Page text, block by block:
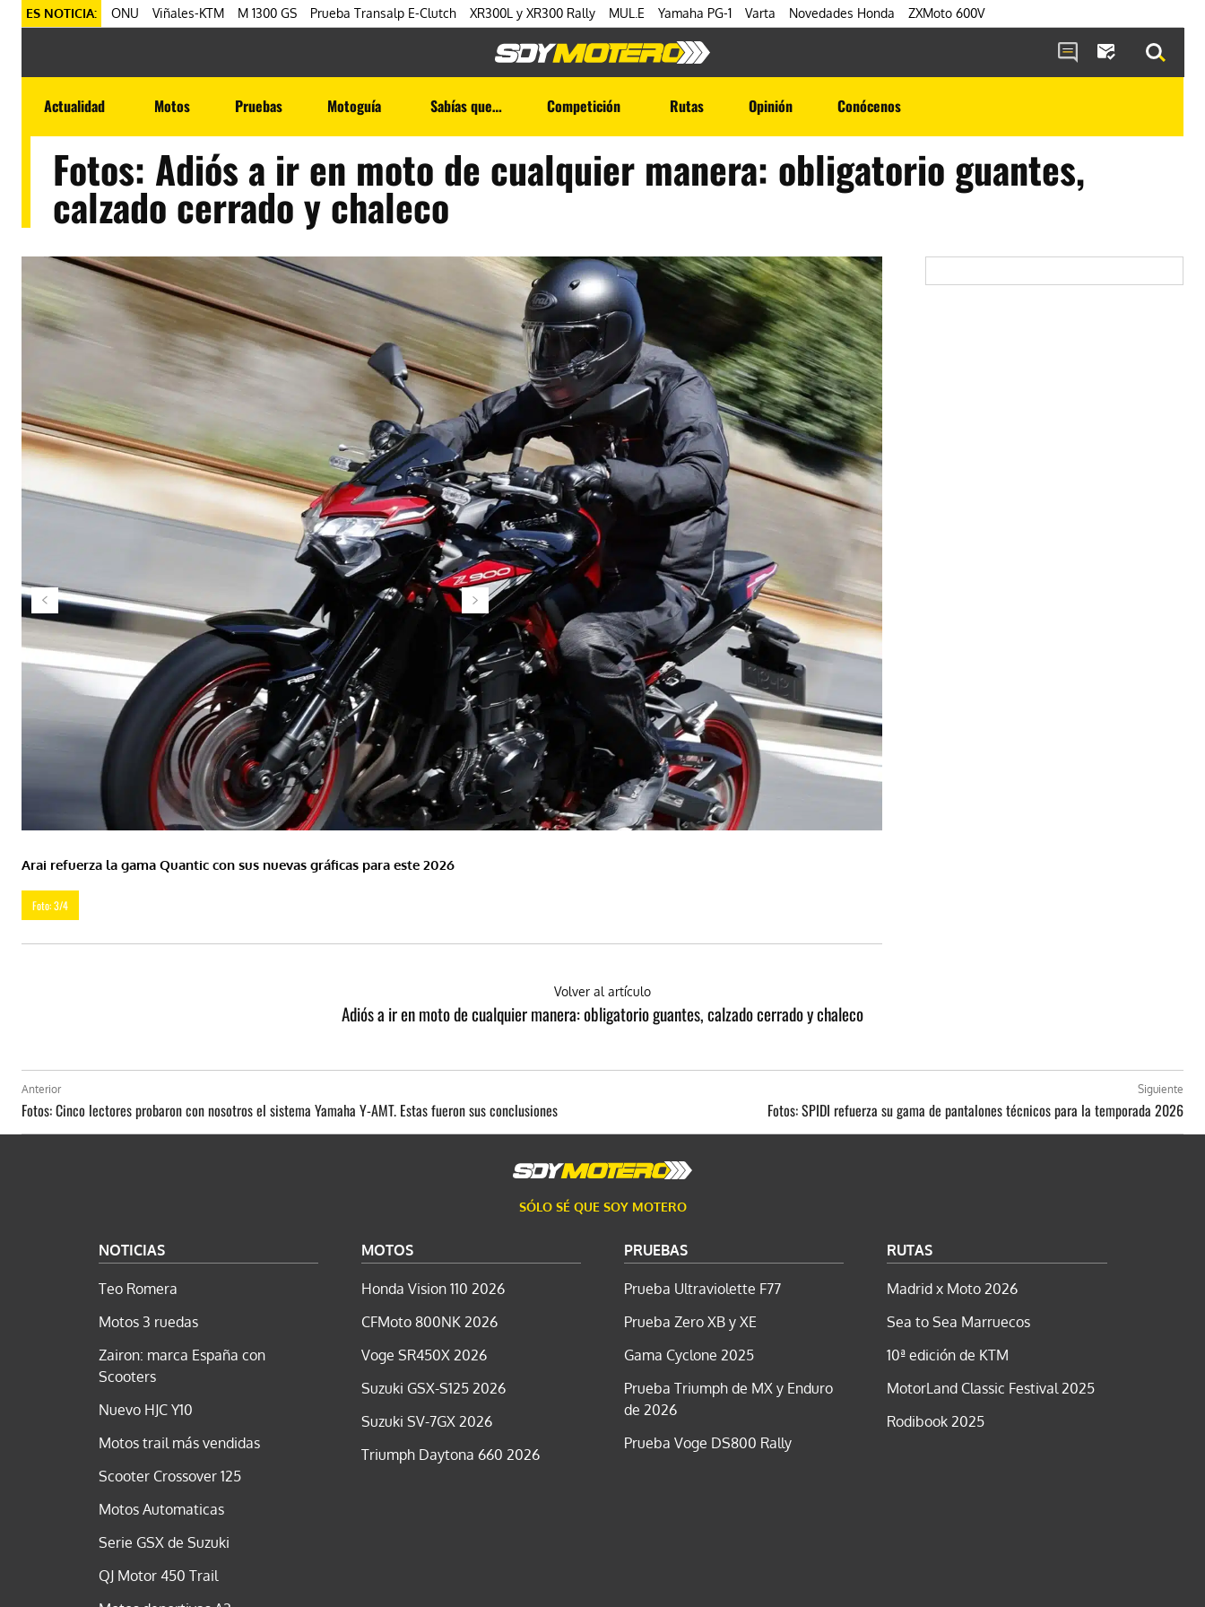
ES NOTICIA: ONU Viñales-KTM M 1300 GS Prueba Transalp E-Clutch XR300L y XR300 Rally MUL.E Yamaha PG-1 Varta Novedades Honda ZXMoto 600V
Actualidad Motos Pruebas Motoguía Sabías que… Competición Rutas Opinión Conócenos
Fotos: Adiós a ir en moto de cualquier manera: obligatorio guantes,
calzado cerrado y chaleco
Arai refuerza la gama Quantic con sus nuevas gráficas para este 2026
Foto: 3/4
Volver al artículo
Adiós a ir en moto de cualquier manera: obligatorio guantes, calzado cerrado y chaleco
Anterior
Fotos: Cinco lectores probaron con nosotros el sistema Yamaha Y-AMT. Estas fueron sus conclusiones
Siguiente
Fotos: SPIDI refuerza su gama de pantalones técnicos para la temporada 2026
SÓLO SÉ QUE SOY MOTERO
NOTICIAS
Teo Romera
Motos 3 ruedas
Zairon: marca España con
Scooters
Nuevo HJC Y10
Motos trail más vendidas
Scooter Crossover 125
Motos Automaticas
Serie GSX de Suzuki
QJ Motor 450 Trail
MOTOS
Honda Vision 110 2026
CFMoto 800NK 2026
Voge SR450X 2026
Suzuki GSX-S125 2026
Suzuki SV-7GX 2026
Triumph Daytona 660 2026
PRUEBAS
Prueba Ultraviolette F77
Prueba Zero XB y XE
Gama Cyclone 2025
Prueba Triumph de MX y Enduro
de 2026
Prueba Voge DS800 Rally
RUTAS
Madrid x Moto 2026
Sea to Sea Marruecos
10ª edición de KTM
MotorLand Classic Festival 2025
Rodibook 2025